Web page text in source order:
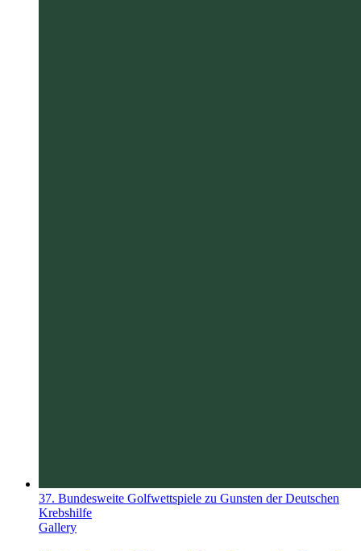
37. Bundesweite Golfwettspiele zu Gunsten der Deutschen
Krebshilfe
Gallery